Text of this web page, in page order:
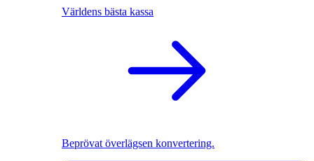
Världens bästa kassa
Beprövat överlägsen konvertering.